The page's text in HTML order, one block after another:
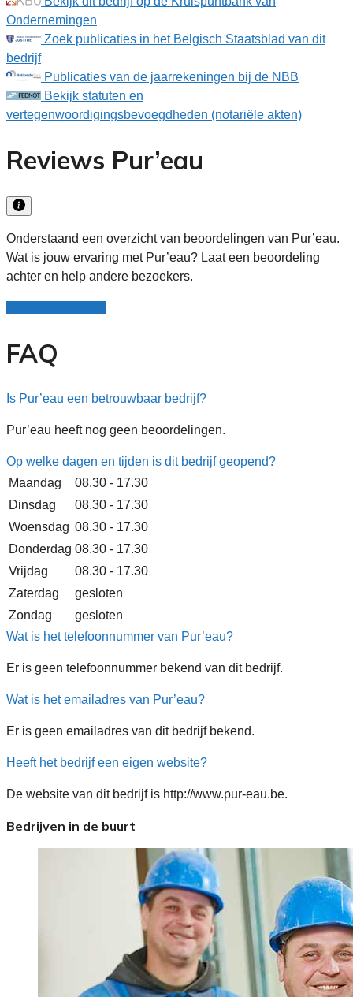
Ondernemingen
Zoek publicaties in het Belgisch Staatsblad van dit
bedrijf
Publicaties van de jaarrekeningen bij de NBB
Bekijk statuten en
vertegenwoordigingsbevoegdheden (notariële akten)
Reviews Pur’eau
Onderstaand een overzicht van beoordelingen van Pur’eau.
Wat is jouw ervaring met Pur’eau? Laat een beoordeling
achter en help andere bezoekers.
FAQ
Is Pur’eau een betrouwbaar bedrijf?
Pur’eau heeft nog geen beoordelingen.
Op welke dagen en tijden is dit bedrijf geopend?
Maandag
08.30 - 17.30
Dinsdag
08.30 - 17.30
Woensdag 08.30 - 17.30
Donderdag 08.30 - 17.30
Vrijdag
08.30 - 17.30
Zaterdag
gesloten
Zondag
gesloten
Wat is het telefoonnummer van Pur’eau?
Er is geen telefoonnummer bekend van dit bedrijf.
Wat is het emailadres van Pur’eau?
Er is geen emailadres van dit bedrijf bekend.
Heeft het bedrijf een eigen website?
De website van dit bedrijf is http://www.pur-eau.be.
Bedrijven in de buurt